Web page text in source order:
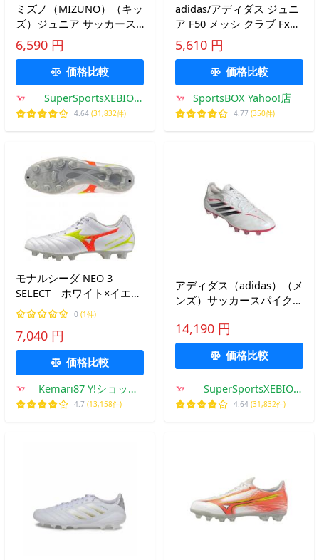
ミズノ（MIZUNO）（キッ
ズ）ジュニア サッカース
パイク 天然芝・土・人工
芝グラウンド用 モナルシ
ーダネオ 3 セレクト
P1GB262554
6,590 円
価格比較
SuperSportsXEBIO
Yahoo!店
4.64 (31,832件)
adidas/アディダス ジュニ
ア F50 メッシ クラブ FxG
J（IH1915）
5,610 円
価格比較
SportsBOX Yahoo!店
4.77 (350件)
モナルシーダ NEO 3
SELECT ホワイト×イエロ
ー 【MIZUNO|ミズノ】
サッカースパイク
p1ga262554
0 (1件)
7,040 円
価格比較
Kemari87 Y!ショッピ
ング店
4.7 (13,158件)
アディダス（adidas）（メ
ンズ）サッカースパイク
パ ピュア 4 ELITE OOH99-
JQ0403
14,190 円
価格比較
SuperSportsXEBIO
Yahoo!店
4.64 (31,832件)